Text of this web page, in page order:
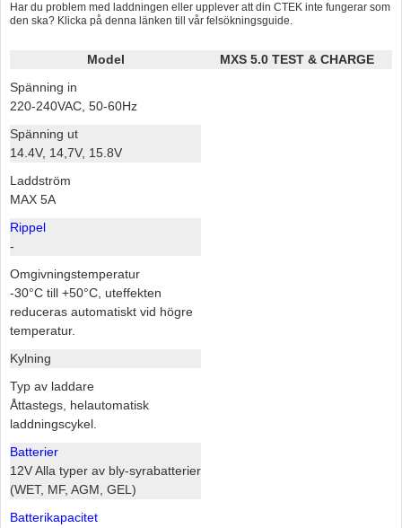
Har du problem med laddningen eller upplever att din CTEK inte fungerar som
den ska? Klicka på denna länken till vår felsökningsguide.
Model
MXS 5.0 TEST & CHARGE
Spänning in
220-240VAC, 50-60Hz
Spänning ut
14.4V, 14,7V, 15.8V
Laddström
MAX 5A
Rippel
-
Omgivningstemperatur
-30°C till +50°C, uteffekten
reduceras automatiskt vid högre
temperatur.
Kylning
Typ av laddare
Åttastegs, helautomatisk
laddningscykel.
Batterier
12V Alla typer av bly-syrabatterier
(WET, MF, AGM, GEL)
Batterikapacitet